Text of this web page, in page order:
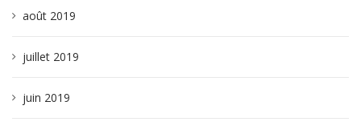
août 2019
juillet 2019
juin 2019